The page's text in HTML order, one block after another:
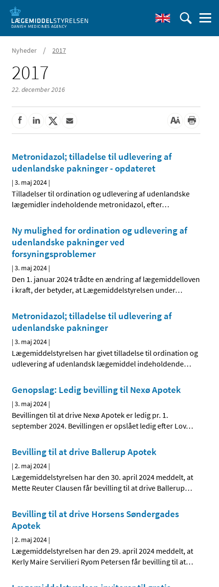
Nyheder / 2017
2017
22. december 2016
Metronidazol; tilladelse til udlevering af
udenlandske pakninger - opdateret
|3. maj 2024 |
Tilladelser til ordination og udlevering af udenlandske
lægemidler indeholdende metronidazol, efter…
Ny mulighed for ordination og udlevering af
udenlandske pakninger ved
forsyningsproblemer
|3. maj 2024 |
Den 1. januar 2024 trådte en ændring af lægemiddelloven
i kraft, der betyder, at Lægemiddelstyrelsen under…
Metronidazol; tilladelse til udlevering af
udenlandske pakninger
|3. maj 2024 |
Lægemiddelstyrelsen har givet tilladelse til ordination og
udlevering af udenlandsk lægemiddel indeholdende…
Genopslag: Ledig bevilling til Nexø Apotek
|3. maj 2024 |
Bevillingen til at drive Nexø Apotek er ledig pr. 1.
september 2024. Bevillingen er opslået ledig efter Lov…
Bevilling til at drive Ballerup Apotek
|2. maj 2024 |
Lægemiddelstyrelsen har den 30. april 2024 meddelt, at
Mette Reuter Clausen får bevilling til at drive Ballerup…
Bevilling til at drive Horsens Søndergades
Apotek
|2. maj 2024 |
Lægemiddelstyrelsen har den 29. april 2024 meddelt, at
Kerly Maire Servilieri Ryom Petersen får bevilling til at…